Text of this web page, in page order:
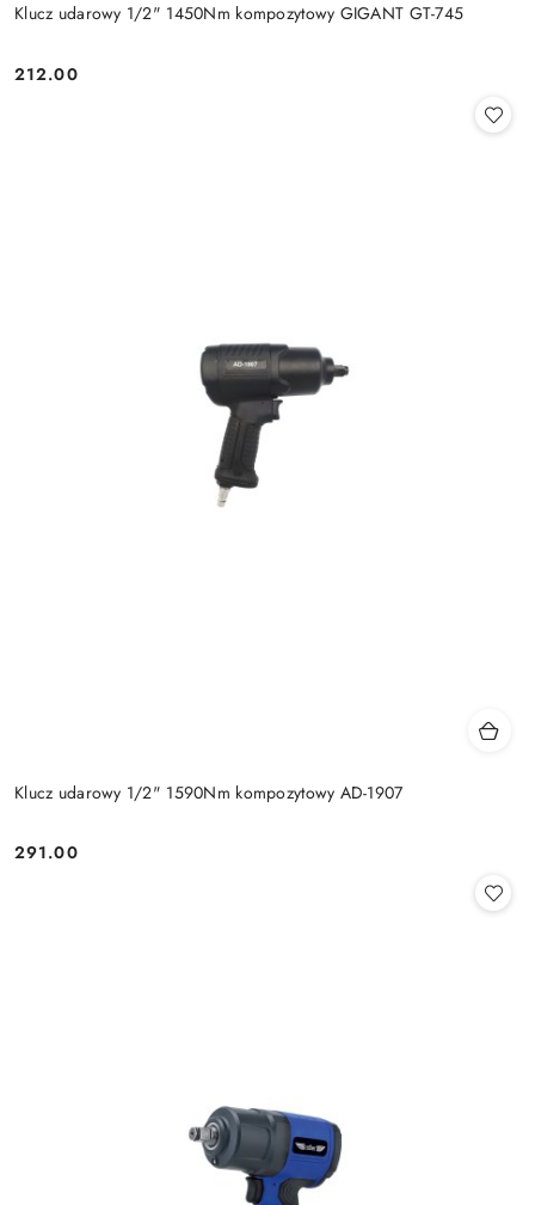
Klucz udarowy 1/2" 1450Nm kompozytowy GIGANT GT-745
Cena:
212.00
Klucz udarowy 1/2" 1590Nm kompozytowy AD-1907
Cena:
291.00